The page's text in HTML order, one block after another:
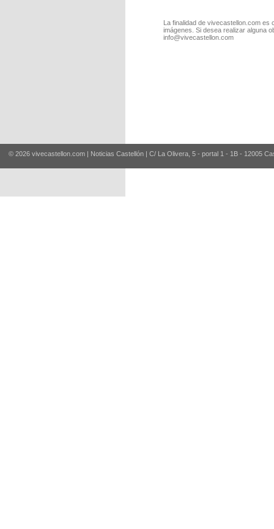
La finalidad de vivecastellon.com
imágenes. Si desea realizar alguna
info@vivecastellon.com
© 2026 vivecastellon.com | Noticias Castellón | C/ La Olivera, 5 - portal 1 - 1B - 12005